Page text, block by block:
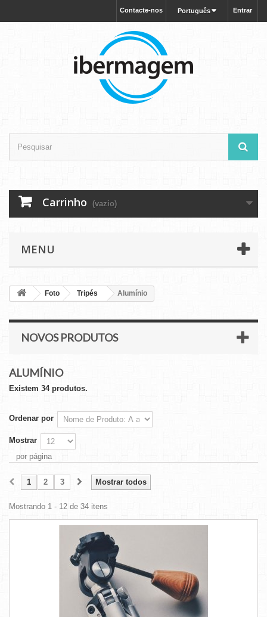
Entrar
Português
Contacte-nos
Carrinho (vazio)
MENU
Foto Tripés Alumínio
NOVOS PRODUTOS
ALUMÍNIO
Existem 34 produtos.
Ordenar por
Mostrar
por página
Mostrar todos
1 2 3
Mostrando 1 - 12 de 34 itens